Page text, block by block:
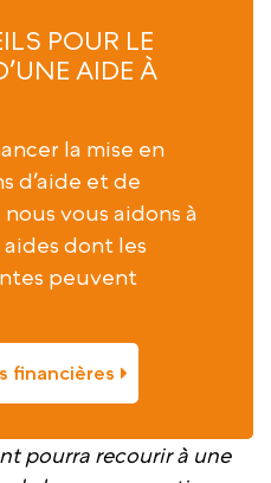
POUR LE
AIDE À
la mise en
d’aide et de
vous aidons à
dont les
peuvent
financières
pourra recourir à une